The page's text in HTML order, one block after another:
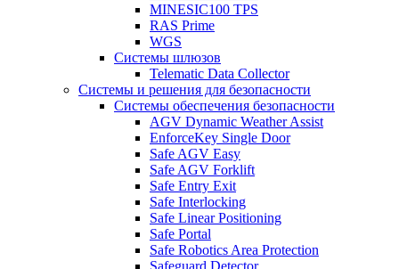
MINESIC100 TPS
RAS Prime
WGS
Системы шлюзов
Telematic Data Collector
Системы и решения для безопасности
Системы обеспечения безопасности
AGV Dynamic Weather Assist
EnforceKey Single Door
Safe AGV Easy
Safe AGV Forklift
Safe Entry Exit
Safe Interlocking
Safe Linear Positioning
Safe Portal
Safe Robotics Area Protection
Safeguard Detector